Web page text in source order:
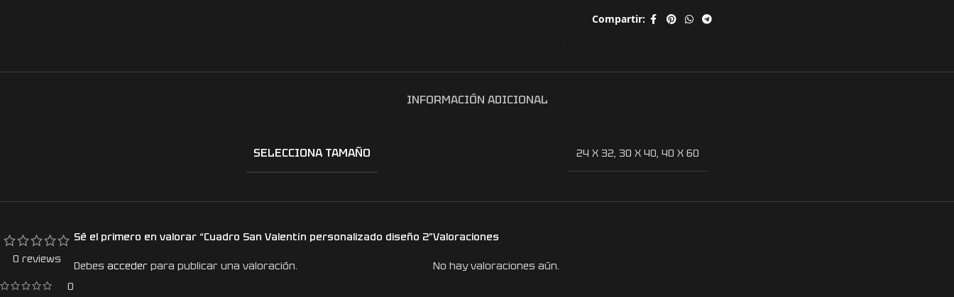
Compartir:
INFORMACIÓN ADICIONAL
SELECCIONA TAMAÑO 24 X 32, 30 X 40, 40 X 60
0 reviews
0
Valoraciones
No hay valoraciones aún.
Sé el primero en valorar “Cuadro San Valentín personalizado diseño 2”
Debes acceder para publicar una valoración.